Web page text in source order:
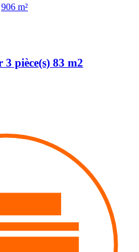
906 m²
pièce(s) 83 m2